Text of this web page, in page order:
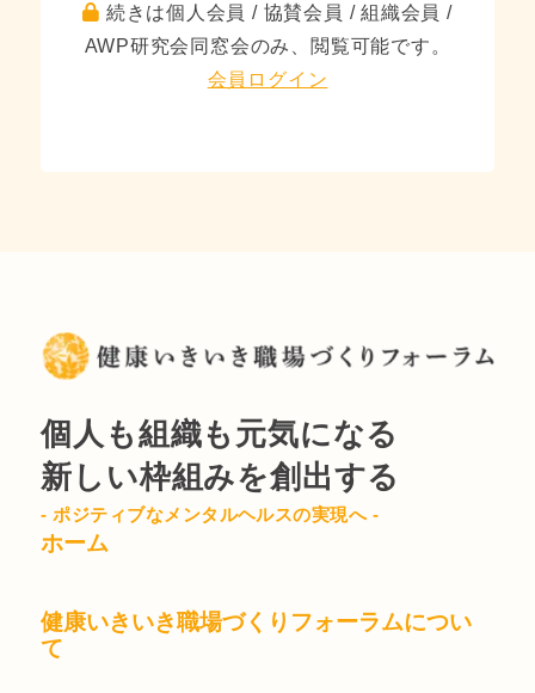
続きは個人会員 / 協賛会員 / 組織会員 /
AWP研究会同窓会のみ、閲覧可能です。
会員ログイン
個人も組織も元気になる
新しい枠組みを創出する
- ポジティブなメンタルヘルスの実現へ -
ホーム
健康いきいき職場づくりフォーラムについ
て